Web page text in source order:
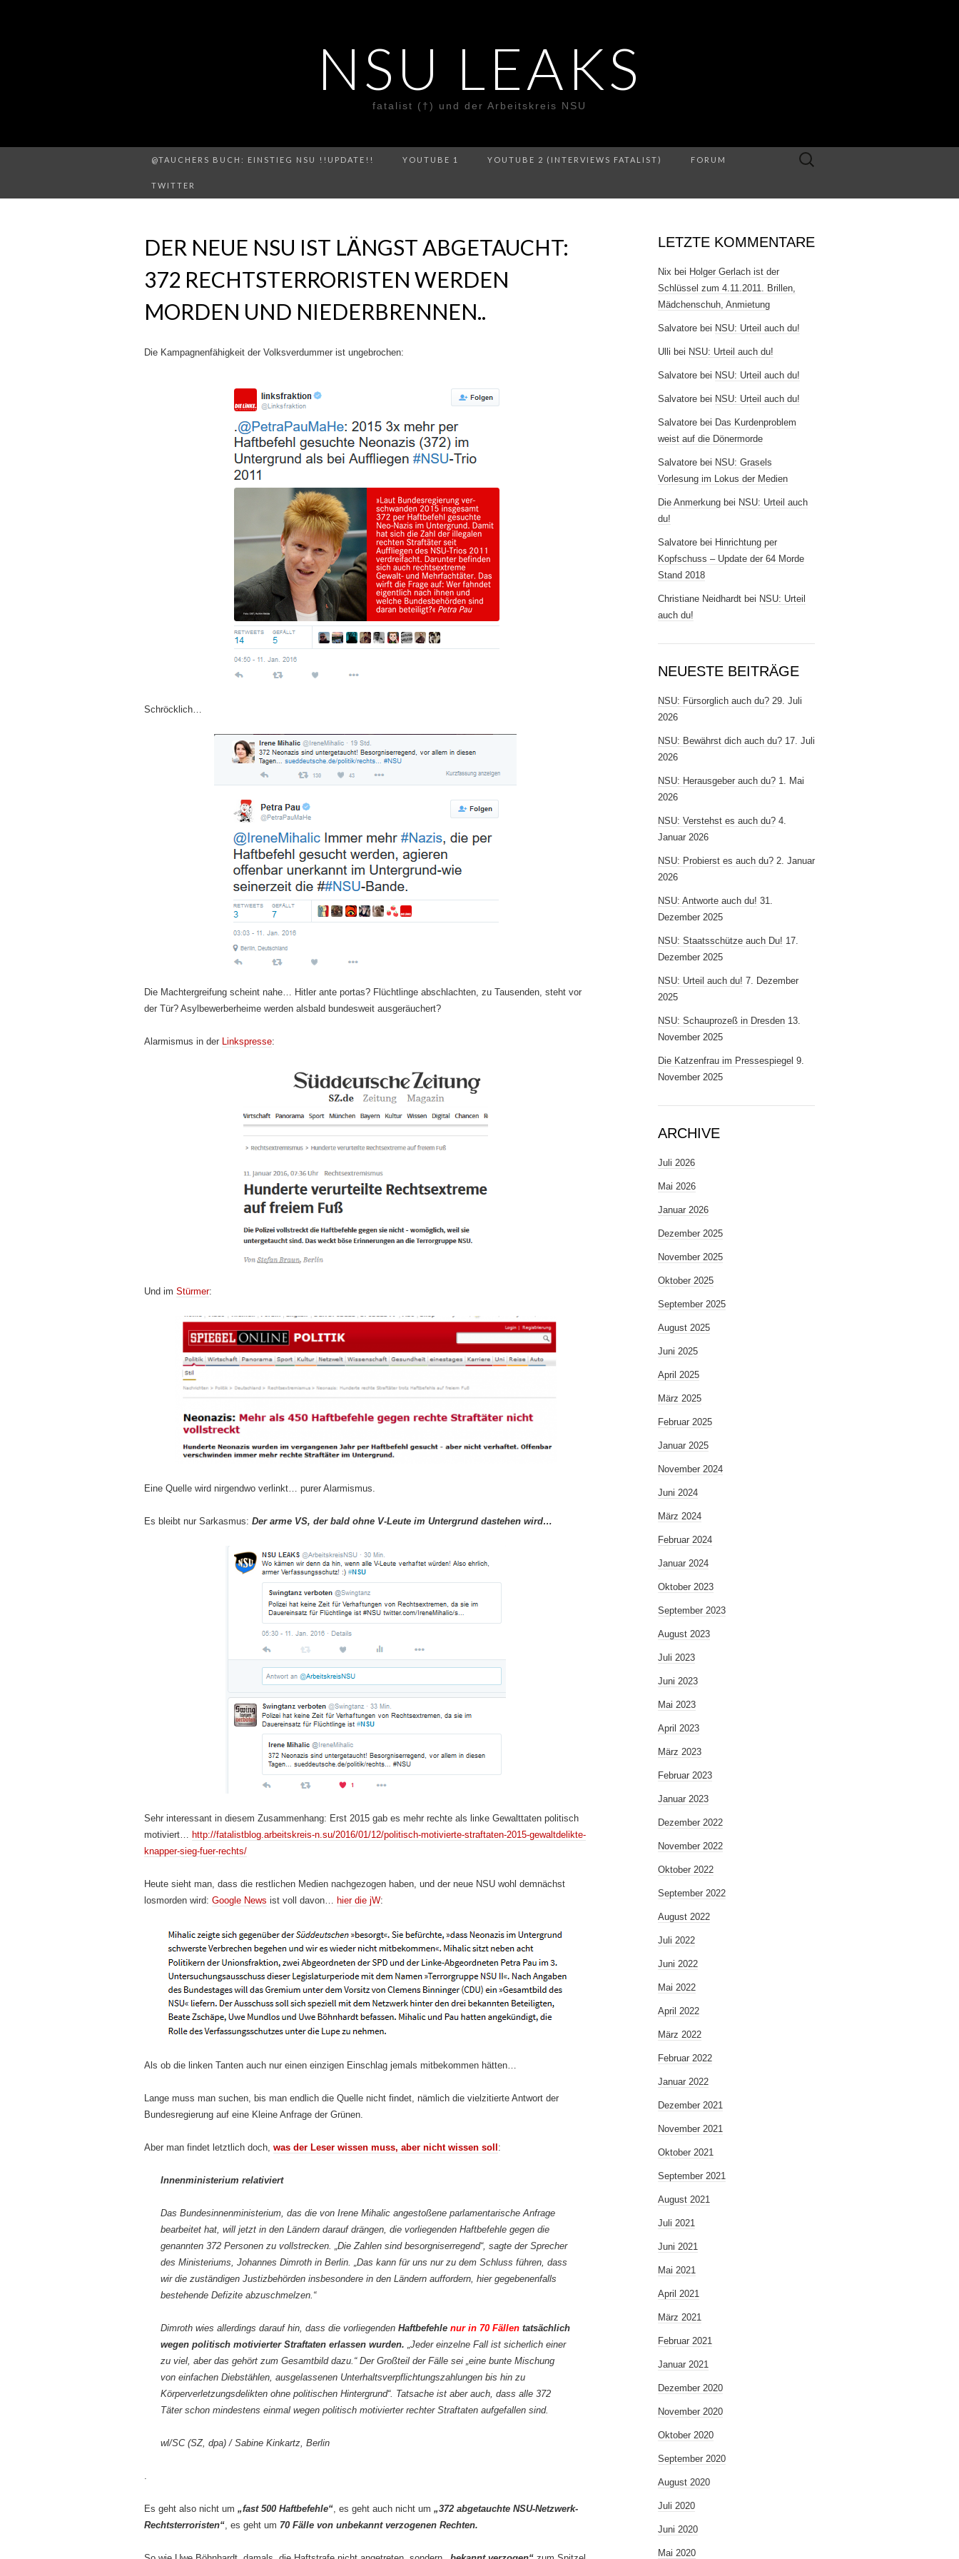
NSU LEAKS
fatalist (†) und der Arbeitskreis NSU
@TAUCHERS BUCH: EINSTIEG NSU !!UPDATE!! YOUTUBE 1 YOUTUBE 2 (INTERVIEWS FATALIST) FORUM
TWITTER
Suche
DER NEUE NSU IST LÄNGST ABGETAUCHT:
372 RECHTSTERRORISTEN WERDEN
MORDEN UND NIEDERBRENNEN..
Die Kampagnenfähigkeit der Volksverdummer ist ungebrochen:
Schröcklich…
Die Machtergreifung scheint nahe… Hitler ante portas? Flüchtlinge abschlachten, zu Tausenden, steht vor
der Tür? Asylbewerberheime werden alsbald bundesweit ausgeräuchert?
Alarmismus in der Linkspresse:
Und im Stürmer:
Eine Quelle wird nirgendwo verlinkt… purer Alarmismus.
Es bleibt nur Sarkasmus: Der arme VS, der bald ohne V-Leute im Untergrund dastehen wird…
Sehr interessant in diesem Zusammenhang: Erst 2015 gab es mehr rechte als linke Gewalttaten politisch
motiviert… http://fatalistblog.arbeitskreis-n.su/2016/01/12/politisch-motivierte-straftaten-2015-gewaltdelikte-
knapper-sieg-fuer-rechts/
Heute sieht man, dass die restlichen Medien nachgezogen haben, und der neue NSU wohl demnächst
losmorden wird: Google News ist voll davon… hier die jW:
Als ob die linken Tanten auch nur einen einzigen Einschlag jemals mitbekommen hätten…
Lange muss man suchen, bis man endlich die Quelle nicht findet, nämlich die vielzitierte Antwort der
Bundesregierung auf eine Kleine Anfrage der Grünen.
Aber man findet letztlich doch, was der Leser wissen muss, aber nicht wissen soll:
Innenministerium relativiert
Das Bundesinnenministerium, das die von Irene Mihalic angestoßene parlamentarische Anfrage
bearbeitet hat, will jetzt in den Ländern darauf drängen, die vorliegenden Haftbefehle gegen die
genannten 372 Personen zu vollstrecken. „Die Zahlen sind besorgniserregend“, sagte der Sprecher
des Ministeriums, Johannes Dimroth in Berlin. „Das kann für uns nur zu dem Schluss führen, dass
wir die zuständigen Justizbehörden insbesondere in den Ländern auffordern, hier gegebenenfalls
bestehende Defizite abzuschmelzen.“
Dimroth wies allerdings darauf hin, dass die vorliegenden Haftbefehle nur in 70 Fällen tatsächlich
wegen politisch motivierter Straftaten erlassen wurden. „Jeder einzelne Fall ist sicherlich einer
zu viel, aber das gehört zum Gesamtbild dazu.“ Der Großteil der Fälle sei „eine bunte Mischung
von einfachen Diebstählen, ausgelassenen Unterhaltsverpflichtungszahlungen bis hin zu
Körperverletzungsdelikten ohne politischen Hintergrund“. Tatsache ist aber auch, dass alle 372
Täter schon mindestens einmal wegen politisch motivierter rechter Straftaten aufgefallen sind.
wl/SC (SZ, dpa) / Sabine Kinkartz, Berlin
Es geht also nicht um „fast 500 Haftbefehle“ , es geht auch nicht um „372 abgetauchte NSU-Netzwerk-
Rechtsterroristen“ , es geht um 70 Fälle von unbekannt verzogenen Rechten.
LETZTE KOMMENTARE
Nix bei Holger Gerlach ist der
Schlüssel zum 4.11.2011. Brillen,
Mädchenschuh, Anmietung
Salvatore bei NSU: Urteil auch du!
Ulli bei NSU: Urteil auch du!
Salvatore bei NSU: Urteil auch du!
Salvatore bei NSU: Urteil auch du!
Salvatore bei Das Kurdenproblem
weist auf die Dönermorde
Salvatore bei NSU: Grasels
Vorlesung im Lokus der Medien
Die Anmerkung bei NSU: Urteil auch
du!
Salvatore bei Hinrichtung per
Kopfschuss – Update der 64 Morde
Stand 2018
Christiane Neidhardt bei NSU: Urteil
auch du!
NEUESTE BEITRÄGE
NSU: Fürsorglich auch du? 29. Juli
2026
NSU: Bewährst dich auch du? 17. Juli
2026
NSU: Herausgeber auch du? 1. Mai
2026
NSU: Verstehst es auch du? 4.
Januar 2026
NSU: Probierst es auch du? 2. Januar
2026
NSU: Antworte auch du! 31.
Dezember 2025
NSU: Staatsschütze auch Du! 17.
Dezember 2025
NSU: Urteil auch du! 7. Dezember
2025
NSU: Schauprozeß in Dresden 13.
November 2025
Die Katzenfrau im Pressespiegel 9.
November 2025
ARCHIVE
Juli 2026
Mai 2026
Januar 2026
Dezember 2025
November 2025
Oktober 2025
September 2025
August 2025
Juni 2025
April 2025
März 2025
Februar 2025
Januar 2025
November 2024
Juni 2024
März 2024
Februar 2024
Januar 2024
Oktober 2023
September 2023
August 2023
Juli 2023
Juni 2023
Mai 2023
April 2023
März 2023
Februar 2023
Januar 2023
Dezember 2022
November 2022
Oktober 2022
September 2022
August 2022
Juli 2022
Juni 2022
Mai 2022
April 2022
März 2022
Februar 2022
Januar 2022
Dezember 2021
November 2021
Oktober 2021
September 2021
August 2021
Juli 2021
Juni 2021
Mai 2021
April 2021
März 2021
Februar 2021
Januar 2021
Dezember 2020
November 2020
Oktober 2020
September 2020
August 2020
Juli 2020
Juni 2020
Mai 2020